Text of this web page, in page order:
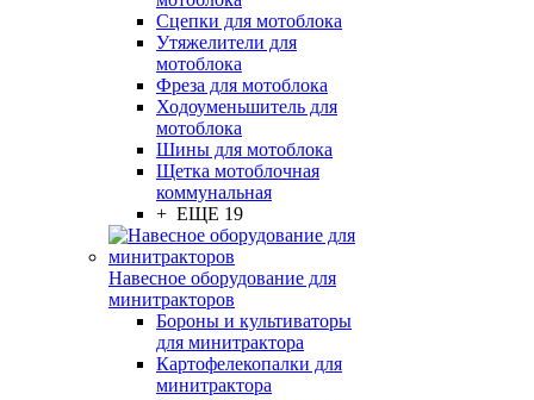
Сцепки для мотоблока
Утяжелители для
мотоблока
Фреза для мотоблока
Ходоуменьшитель для
мотоблока
Шины для мотоблока
Щетка мотоблочная
коммунальная
+ ЕЩЕ 19
Навесное оборудование для
минитракторов
Бороны и культиваторы
для минитрактора
Картофелекопалки для
минитрактора